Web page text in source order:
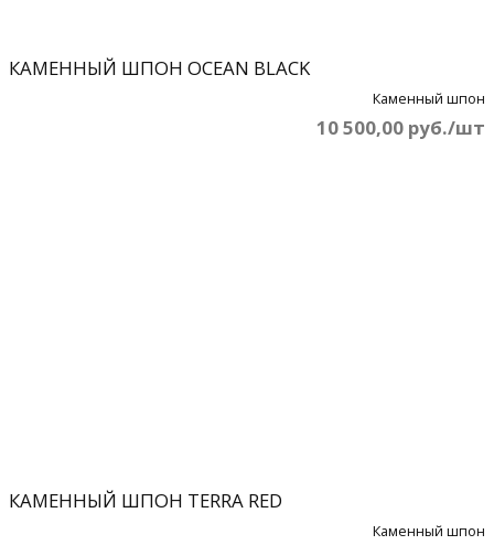
КАМЕННЫЙ ШПОН OCEAN BLACK
Каменный шпон
10 500,00 руб./шт
КАМЕННЫЙ ШПОН TERRA RED
Каменный шпон